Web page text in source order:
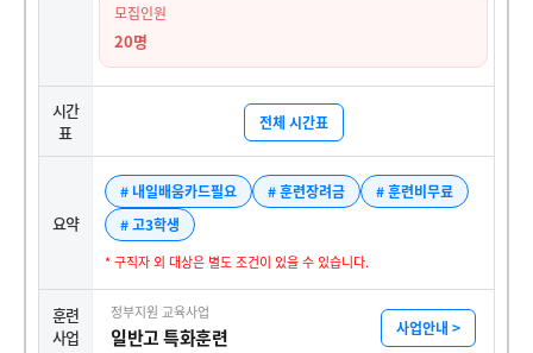
모집인원
20명
시간
표
전체 시간표
요약
# 내일배움카드필요 # 훈련장려금
# 훈련비무료
# 고3학생
* 구직자 외 대상은 별도 조건이 있을 수 있습니다.
훈련
사업
정부지원 교육사업
일반고 특화훈련 사업안내 >